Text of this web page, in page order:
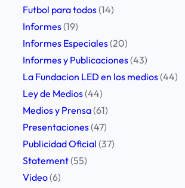
Futbol para todos(14)
Informes(19)
Informes Especiales(20)
Informes y Publicaciones(43)
La Fundacion LED en los medios(44)
Ley de Medios(44)
Medios y Prensa(61)
Presentaciones(47)
Publicidad Oficial (37)
Statement(55)
Video(6)